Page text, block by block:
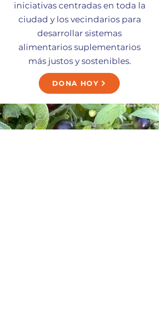
iniciativas centradas en toda la
ciudad y los vecindarios para
desarrollar sistemas
alimentarios suplementarios
más justos y sostenibles.
DONA HOY